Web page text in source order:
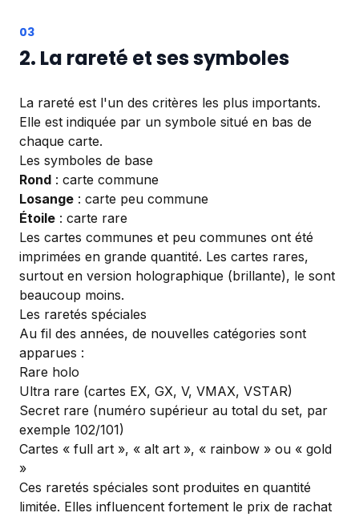
2. La rareté et ses symboles
La rareté est l'un des critères les plus importants.
Elle est indiquée par un symbole situé en bas de
chaque carte.
Les symboles de base
Rond : carte commune
Losange : carte peu commune
Étoile : carte rare
Les cartes communes et peu communes ont été
imprimées en grande quantité. Les cartes rares,
surtout en version holographique (brillante), le sont
beaucoup moins.
Les raretés spéciales
Au fil des années, de nouvelles catégories sont
apparues :
Rare holo
Ultra rare (cartes EX, GX, V, VMAX, VSTAR)
Secret rare (numéro supérieur au total du set, par
exemple 102/101)
Cartes « full art », « alt art », « rainbow » ou « gold
»
Ces raretés spéciales sont produites en quantité
limitée. Elles influencent fortement le prix de rachat